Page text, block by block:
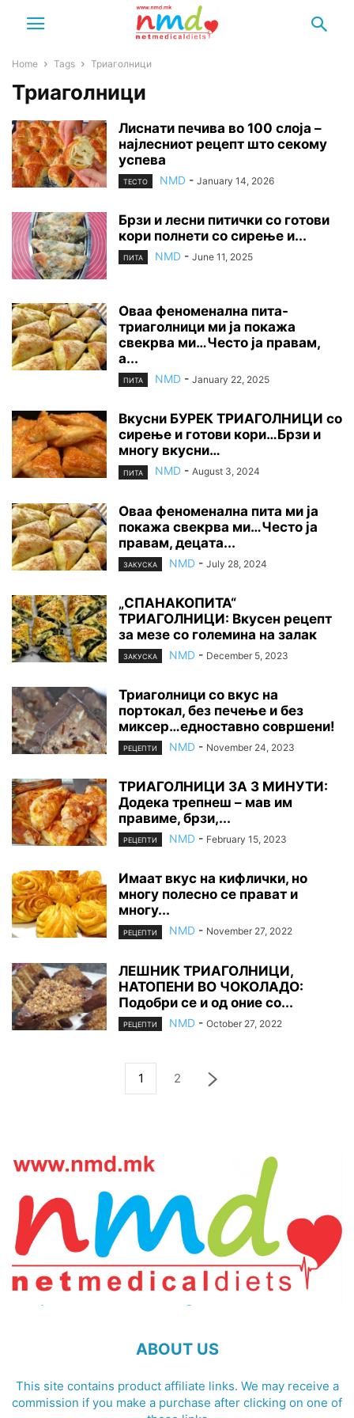
Home Tags Триаголници
Триаголници
Лиснати печива во 100 слоја –
најлесниот рецепт што секому
успева
ТЕСТО NMD - January 14, 2026
Брзи и лесни питички со готови
кори полнети со сирење и...
ПИТА NMD - June 11, 2025
Оваа феноменална пита-
триаголници ми ја покажа
свекрва ми…Често ја правам,
а...
ПИТА NMD - January 22, 2025
Вкусни БУРЕК ТРИАГОЛНИЦИ со
сирење и готови кори…Брзи и
многу вкусни…
ПИТА NMD - August 3, 2024
Оваа феноменална пита ми ја
покажа свекрва ми…Често ја
правам, децата...
ЗАКУСКА NMD - July 28, 2024
„СПАНАКОПИТА“
ТРИАГОЛНИЦИ: Вкусен рецепт
за мезе со големина на залак
ЗАКУСКА NMD - December 5, 2023
Триаголници со вкус на
портокал, без печење и без
миксер…едноставно совршени!
РЕЦЕПТИ NMD - November 24, 2023
ТРИАГОЛНИЦИ ЗА 3 МИНУТИ:
Додека трепнеш – мав им
правиме, брзи,...
РЕЦЕПТИ NMD - February 15, 2023
Имаат вкус на кифлички, но
многу полесно се прават и
многу...
РЕЦЕПТИ NMD - November 27, 2022
ЛЕШНИК ТРИАГОЛНИЦИ,
НАТОПЕНИ ВО ЧОКОЛАДО:
Подобри се и од оние со...
РЕЦЕПТИ NMD - October 27, 2022
1 2
ABOUT US
This site contains product affiliate links. We may receive a
commission if you make a purchase after clicking on one of